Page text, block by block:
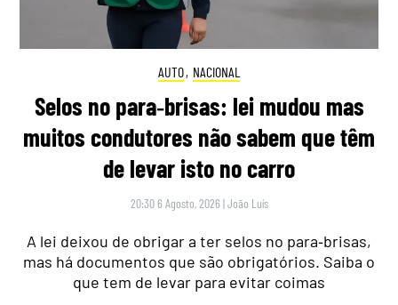
AUTO, NACIONAL
Selos no para‑brisas: lei mudou mas
muitos condutores não sabem que têm
de levar isto no carro
20:30 6 Agosto, 2026 |João Luís
A lei deixou de obrigar a ter selos no para‑brisas,
mas há documentos que são obrigatórios. Saiba o
que tem de levar para evitar coimas